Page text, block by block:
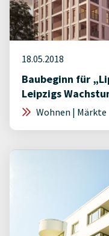
18.05.2018
Baubeginn für
Leipzigs
Wohnen | Märkte